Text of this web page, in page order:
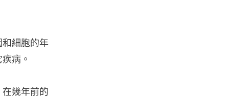
細胞的年
病。
幾年前的